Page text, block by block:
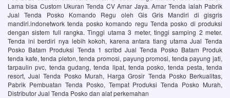
Lama bisa Custom Ukuran Tenda CV Amar Jaya. Amar Tenda ialah Pabrik
Jual Tenda Posko Komando Regu oleh Gis Gris Mandiri di gisgris
mandiri.indonetwork tenda posko komando regu Tenda posko di produksi
dengan sistem full rangka. Tinggi utama 3 meter, tinggi samping 2 meter.
Tenda ini berdiri nya lebih kokoh, karena antara tiang utama Jual Tenda
Posko Batam Produksi Tenda 1 scribd Jual Tenda Posko Batam Produk
tenda kafe, tenda pleton, tenda promosi, payung promosi, tenda payung jati,
tarpaulin pvc, tenda gudang, tenda lipat, tenda posko, tenda pesta, tenda
resort, Jual Tenda Posko Murah, Harga Grosir Tenda Posko Berkualitas,
Pabrik Pembuatan Tenda Posko, Tempat Produksi Tenda Posko Murah,
Distributor Jual Tenda Posko dan alat perkemahan